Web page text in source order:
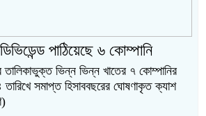
পাঠিয়েছে ৬ কোম্পানি
ভিন্ন ভিন্ন খাতের ৭ কোম্পানির
সমাপ্ত হিসাববছরের ঘোষণাকৃত ক্যাশ